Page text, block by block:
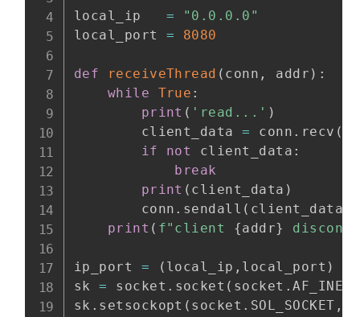
local_ip =
"0.0.0.0"
local_port = 8080
def receiveThread ( conn , addr ) :
while
True :
print ( 'read...' )
        client_data
= conn . recv (
if
not client_data :
break
print ( client_data )
        conn
. sendall ( client_data
print ( f"client {addr}
ip_port = ( local_ip , local_port )
sk = socket . socket ( socket .AF_INET
sk . setsockopt ( socket . SOL_SOCKET ,